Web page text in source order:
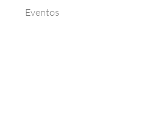
Eventos